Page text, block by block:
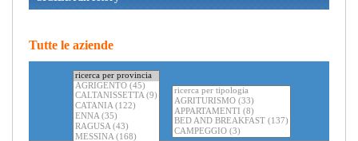
Tutte le aziende